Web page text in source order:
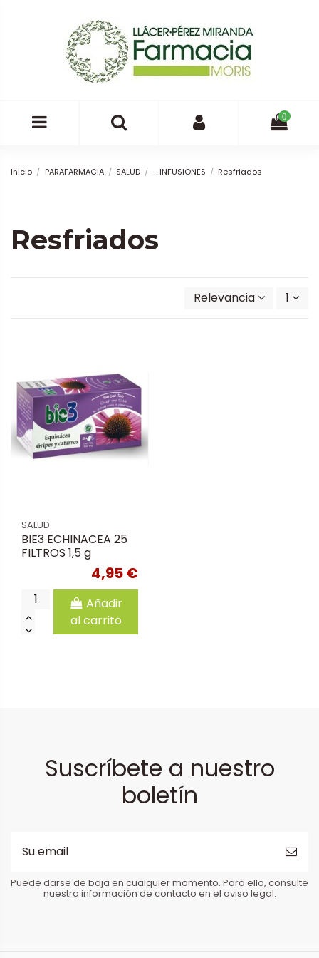
0
Inicio PARAFARMACIA SALUD - INFUSIONES Resfriados
Resfriados
Relevancia 1
SALUD
BIE3 ECHINACEA 25
FILTROS 1,5 g
4,95 €
Añadir
al carrito
Suscríbete a nuestro
boletín
Puede darse de baja en cualquier momento. Para ello, consulte
nuestra información de contacto en el aviso legal.